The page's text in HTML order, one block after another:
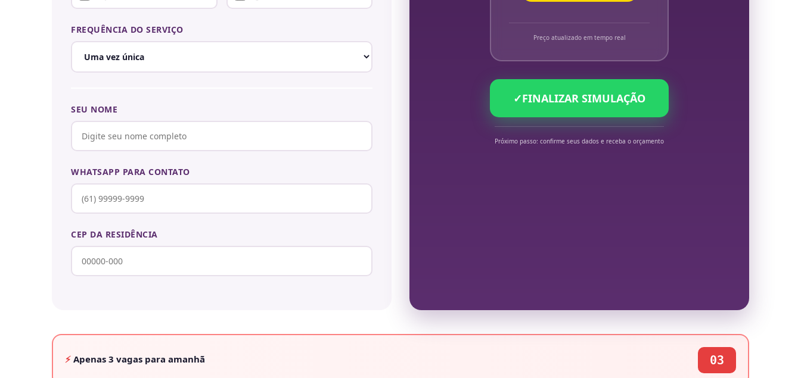
FREQUÊNCIA DO SERVIÇO
SEU NOME
WHATSAPP PARA CONTATO
CEP DA RESIDÊNCIA
Preço atualizado em tempo real
✓FINALIZAR SIMULAÇÃO
Próximo passo: confirme seus dados e receba o orçamento
⚡ Apenas 3 vagas para amanhã 03